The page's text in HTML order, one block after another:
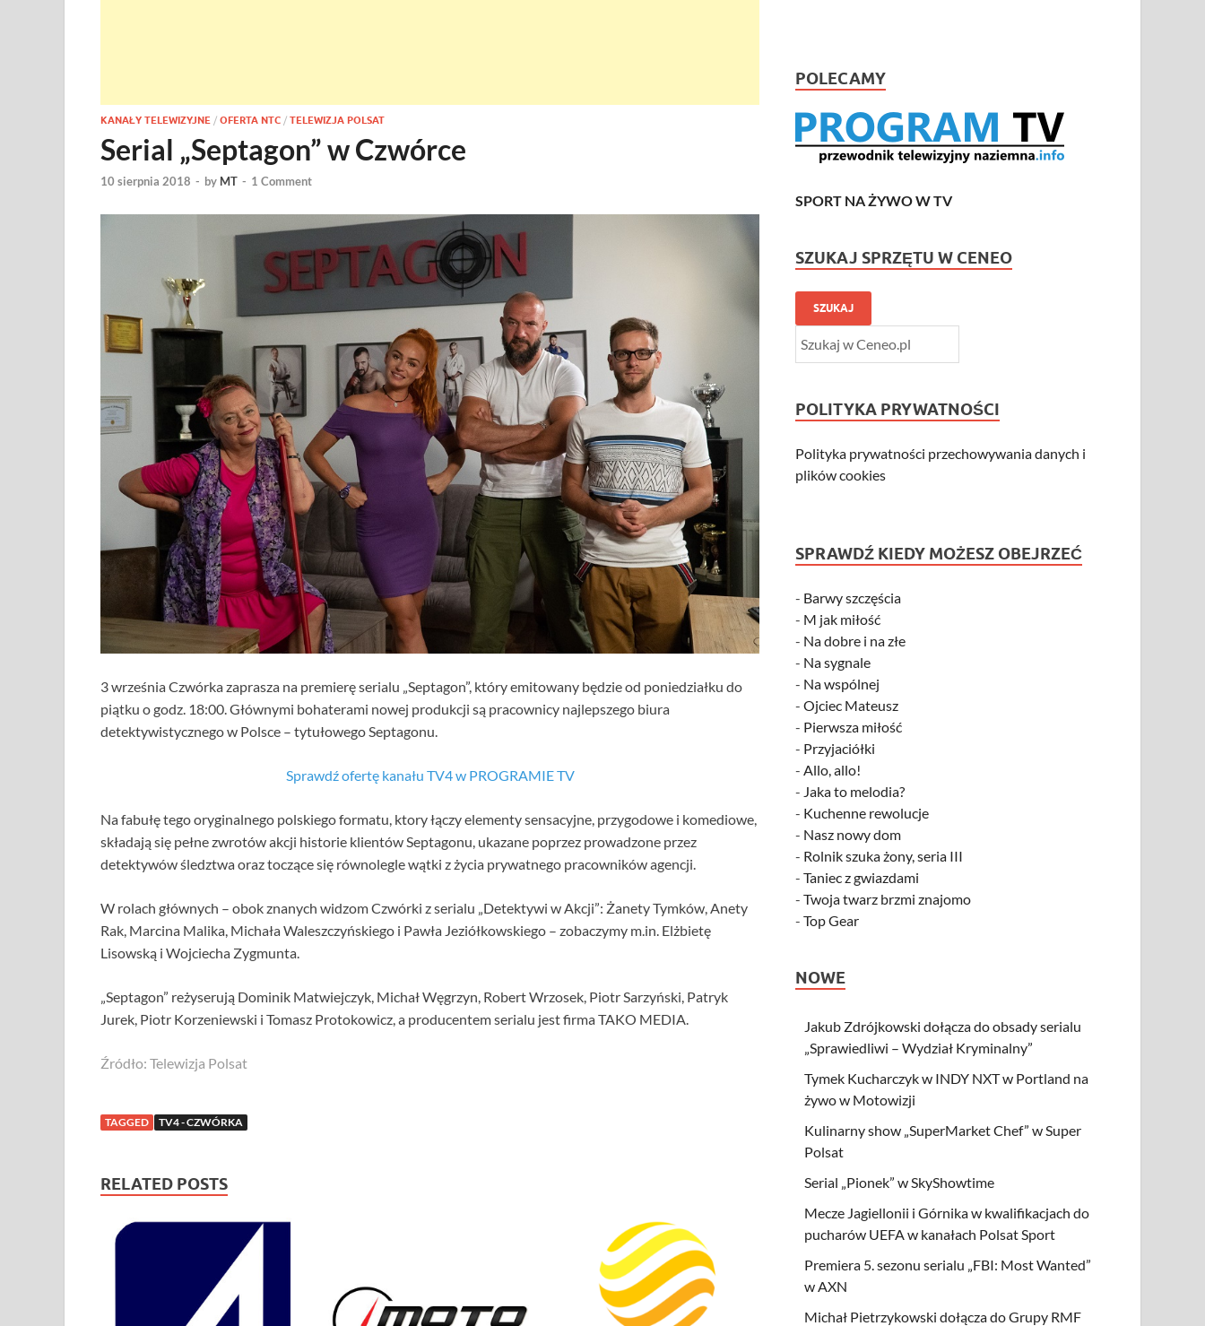
KANAŁY TELEWIZYJNE / OFERTA NTC / TELEWIZJA POLSAT
Serial „Septagon” w Czwórce
10 sierpnia 2018 - by MT - 1 Comment
3 września Czwórka zaprasza na premierę serialu „Septagon”, który emitowany będzie od poniedziałku do
piątku o godz. 18:00. Głównymi bohaterami nowej produkcji są pracownicy najlepszego biura
detektywistycznego w Polsce – tytułowego Septagonu.
Sprawdź ofertę kanału TV4 w PROGRAMIE TV
Na fabułę tego oryginalnego polskiego formatu, ktory łączy elementy sensacyjne, przygodowe i komediowe,
składają się pełne zwrotów akcji historie klientów Septagonu, ukazane poprzez prowadzone przez
detektywów śledztwa oraz toczące się równolegle wątki z życia prywatnego pracowników agencji.
W rolach głównych – obok znanych widzom Czwórki z serialu „Detektywi w Akcji”: Żanety Tymków, Anety
Rak, Marcina Malika, Michała Waleszczyńskiego i Pawła Jeziółkowskiego – zobaczymy m.in. Elżbietę
Lisowską i Wojciecha Zygmunta.
„Septagon” reżyserują Dominik Matwiejczyk, Michał Węgrzyn, Robert Wrzosek, Piotr Sarzyński, Patryk
Jurek, Piotr Korzeniewski i Tomasz Protokowicz, a producentem serialu jest firma TAKO MEDIA.
Źródło: Telewizja Polsat
TAGGED TV4 - CZWÓRKA
RELATED POSTS
POLECAMY
SPORT NA ŻYWO W TV
SZUKAJ SPRZĘTU W CENEO
SZUKAJ
POLITYKA PRYWATNOŚCI
Polityka prywatności przechowywania danych i
plików cookies
SPRAWDŹ KIEDY MOŻESZ OBEJRZEĆ
- Barwy szczęścia
- M jak miłość
- Na dobre i na złe
- Na sygnale
- Na wspólnej
-Ojciec Mateusz
- Pierwsza miłość
- Przyjaciółki
-Allo, allo!
- Jaka to melodia?
- Kuchenne rewolucje
- Nasz nowy dom
- Rolnik szuka żony, seria III
-Taniec z gwiazdami
-Twoja twarz brzmi znajomo
-Top Gear
NOWE
Jakub Zdrójkowski dołącza do obsady serialu
„Sprawiedliwi – Wydział Kryminalny”
Tymek Kucharczyk w INDY NXT w Portland na
żywo w Motowizji
Kulinarny show „SuperMarket Chef” w Super
Polsat
Serial „Pionek” w SkyShowtime
Mecze Jagiellonii i Górnika w kwalifikacjach do
pucharów UEFA w kanałach Polsat Sport
Premiera 5. sezonu serialu „FBI: Most Wanted”
w AXN
Michał Pietrzykowski dołącza do Grupy RMF